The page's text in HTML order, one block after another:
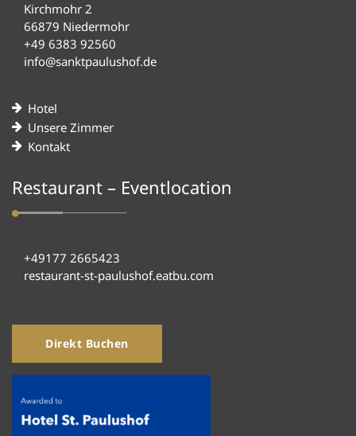
Kirchmohr 2
66879 Niedermohr
+49 6383 92560
info@sanktpaulushof.de
Hotel
Unsere Zimmer
Kontakt
Restaurant – Eventlocation
+49177 2665423
restaurant-st-paulushof.eatbu.com
Direkt Buchen